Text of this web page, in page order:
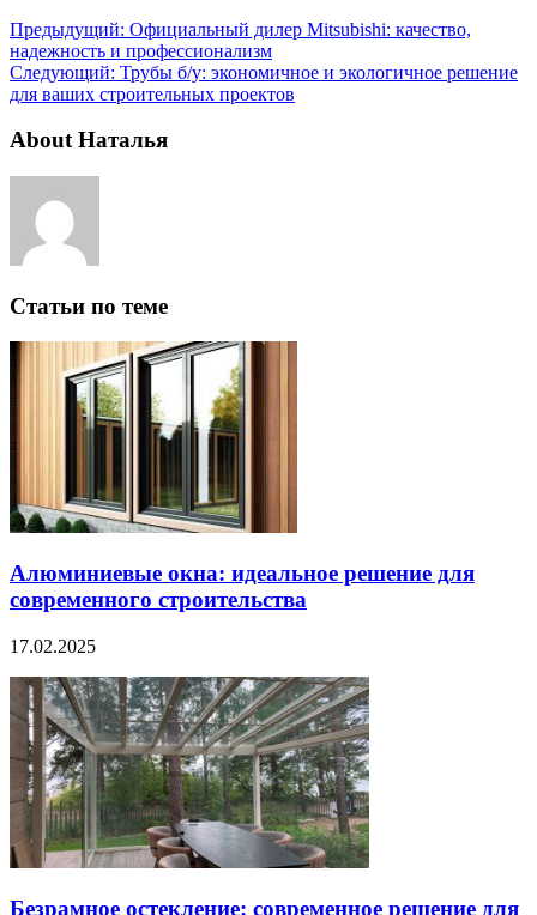
Предыдущий: Официальный дилер Mitsubishi: качество,
надежность и профессионализм
Следующий: Трубы б/у: экономичное и экологичное решение
для ваших строительных проектов
About Наталья
Статьи по теме
Алюминиевые окна: идеальное решение для
современного строительства
17.02.2025
Безрамное остекление: современное решение для